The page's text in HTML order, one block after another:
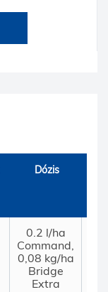
Dózis
0.2 l/ha
Command,
0,08 kg/ha
Bridge
Extra